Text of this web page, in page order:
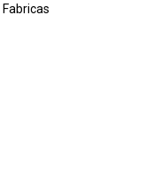
Fabricas